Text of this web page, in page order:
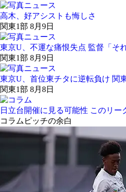
高木、好アシストも悔しさ
関東1部 8月9日
東京U、不運な痛恨失点 監督「そ
関東1部 8月9日
東京U、首位東チタに逆転負け 関
関東1部 8月8日
日立台開催に見る可能性 このリー
コラム ピッチの余白